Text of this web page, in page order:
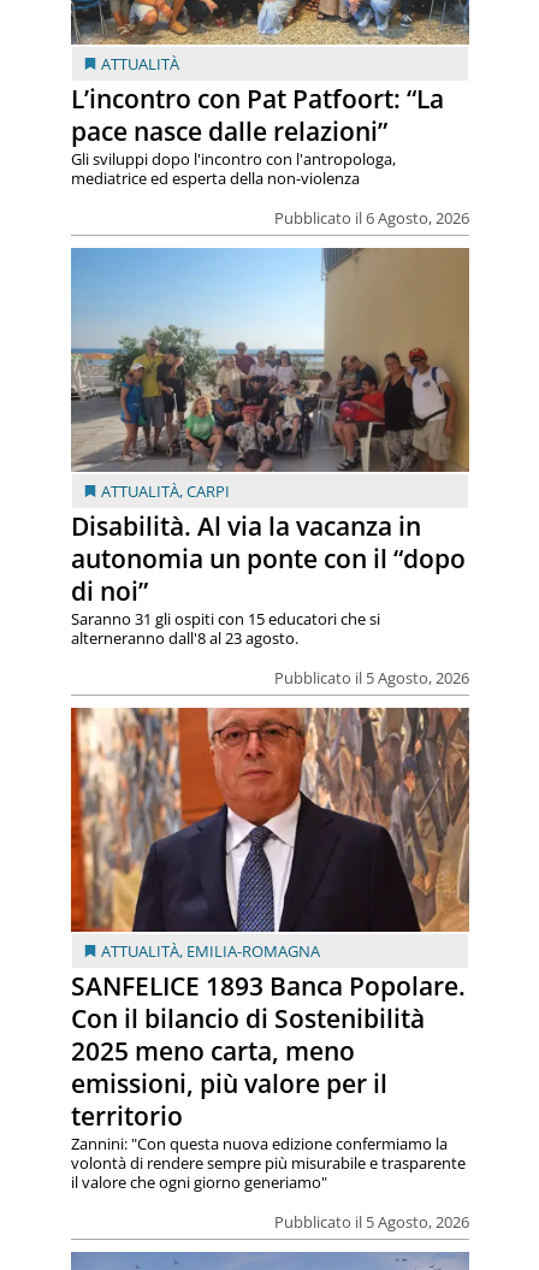
ATTUALITÀ
L’incontro con Pat Patfoort: “La
pace nasce dalle relazioni”
Pubblicato il 6 Agosto, 2026
Gli sviluppi dopo l'incontro con l'antropologa,
mediatrice ed esperta della non-violenza
ATTUALITÀ,CARPI
Disabilità. Al via la vacanza in
autonomia un ponte con il “dopo
di noi”
Pubblicato il 5 Agosto, 2026
Saranno 31 gli ospiti con 15 educatori che si
alterneranno dall'8 al 23 agosto.
ATTUALITÀ, EMILIA-ROMAGNA
SANFELICE 1893 Banca Popolare.
Con il bilancio di Sostenibilità
2025 meno carta, meno
emissioni, più valore per il
territorio
Pubblicato il 5 Agosto, 2026
Zannini: "Con questa nuova edizione confermiamo la
volontà di rendere sempre più misurabile e trasparente
il valore che ogni giorno generiamo"